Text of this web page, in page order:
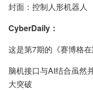
封面：控制人形机器人
CyberDaily：
这是第7期的《赛博格在
脑机接口与AI结合虽然
大突破